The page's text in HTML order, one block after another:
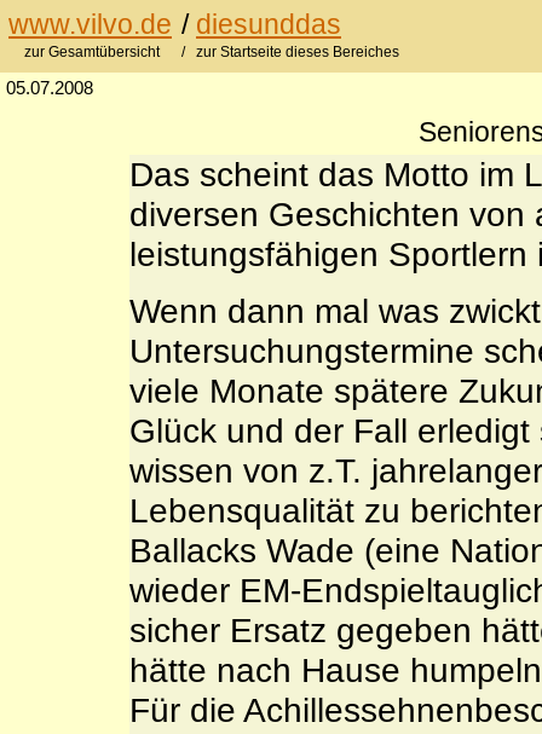
www.vilvo.de / diesunddas
zur Gesamtübersicht / zur Startseite dieses Bereiches
05.07.2008
Das scheint das Motto im
diversen Geschichten
leistungsfähigen Sportlern
Wenn dann mal was
Untersuchungstermine
viele Monate spätere
Glück und der Fall
wissen von z.T.
Lebensqualität zu
Ballacks Wade (eine
wieder EM-
sicher Ersatz gegeben
hätte nach Hause
Für die